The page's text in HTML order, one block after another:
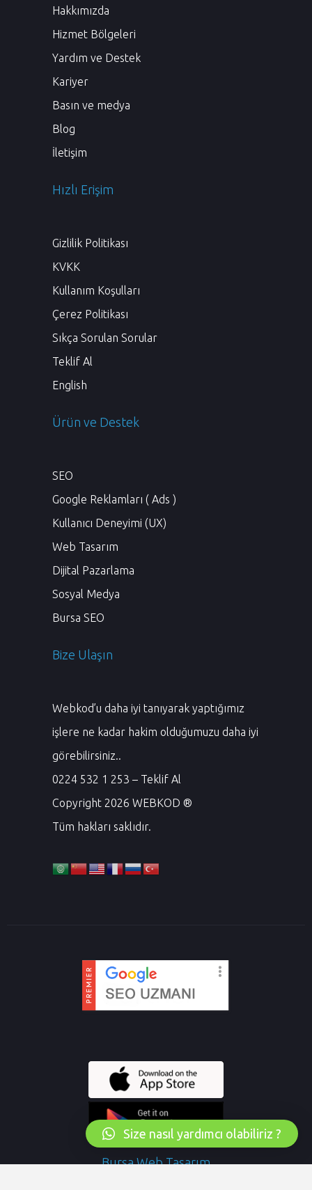
Hakkımızda
Hizmet Bölgeleri
Yardım ve Destek
Kariyer
Basın ve medya
Blog
İletişim
Hızlı Erişim
Gizlilik Politikası
KVKK
Kullanım Koşulları
Çerez Politikası
Sıkça Sorulan Sorular
Teklif Al
English
Ürün ve Destek
SEO
Google Reklamları ( Ads )
Kullanıcı Deneyimi (UX)
Web Tasarım
Dijital Pazarlama
Sosyal Medya
Bursa SEO
Bize Ulaşın
Webkod’u daha iyi tanıyarak yaptığımız
işlere ne kadar hakim olduğumuzu daha iyi
görebilirsiniz..
0224 532 1 253 – Teklif Al
Copyright 2026 WEBKOD ®
Tüm hakları saklıdır.
Bursa Web Tasarım
Size nasıl yardımcı olabiliriz ?